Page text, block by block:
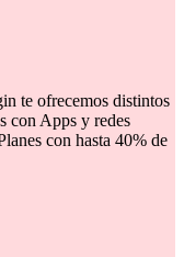
te ofrecemos distintos
con Apps y redes
con hasta 40% de